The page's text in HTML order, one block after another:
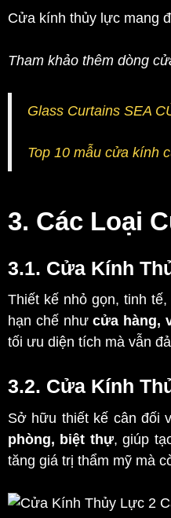
Cửa kính thủy lực mang
Tham khảo thêm dòng
Glass Curtains SEA
Top 10 mẫu cửa kính
3. Các Loại
3.1. Cửa Kính
Thiết kế nhỏ gọn, tinh
hạn chế nhưcửa hàng,
tối ưu diện tích mà vẫn
3.2. Cửa Kính
Sở hữu thiết kế cân đối
phòng, biệt thự, giúp
tăng giá trị thẩm mỹ mà